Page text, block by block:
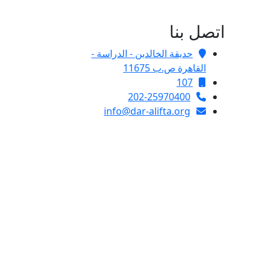
اتصل بنا
حديقة الخالدين - الدراسة -
القاهرة ص.ب 11675
107
202-25970400
info@dar-alifta.org